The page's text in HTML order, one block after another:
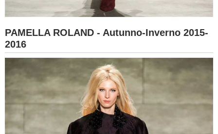
PAMELLA ROLAND - Autunno-Inverno 2015-
2016